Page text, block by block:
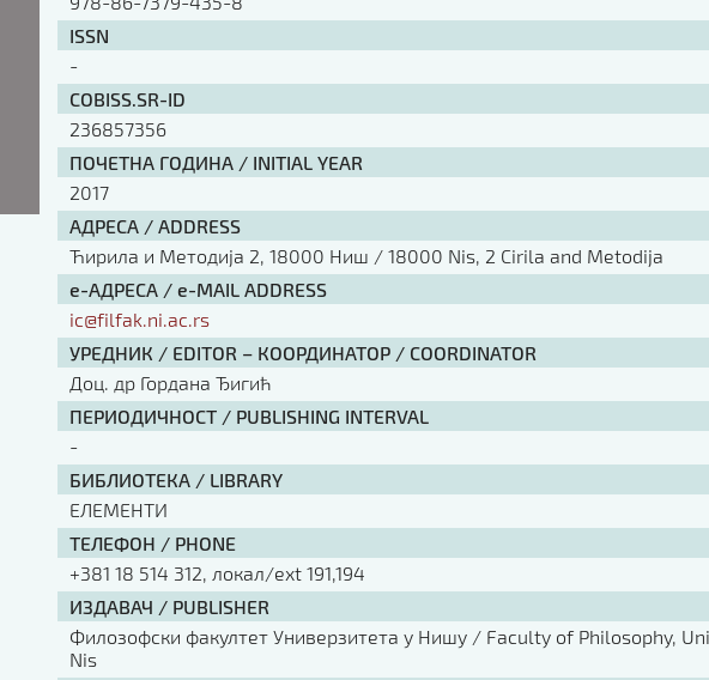
ISSN
-
COBISS.SR-ID
236857356
ПОЧЕТНА ГОДИНА / INITIAL YEAR
2017
АДРЕСА / ADDRESS
Ћирила и Методија 2, 18000 Ниш / 18000 Nis, 2 Cirila and Metodija
е-АДРЕСА / e-MAIL ADDRESS
ic@filfak.ni.ac.rs
УРЕДНИК / EDITOR – КООРДИНАТОР / COORDINATOR
Доц. др Гордана Ђигић
ПЕРИОДИЧНОСТ / PUBLISHING INTERVAL
-
БИБЛИОТЕКА / LIBRARY
ЕЛЕМЕНТИ
ТЕЛЕФОН / PHONE
+381 18 514 312, локал/ext 191,194
ИЗДАВАЧ / PUBLISHER
Филозофски факултет Универзитета у Нишу / Faculty of Philosophy,
Nis